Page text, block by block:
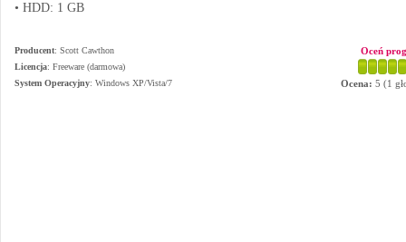
• HDD: 1 GB
Producent: Scott Cawthon
Licencja: Freeware (darmowa)
System Operacyjny: Windows XP/Vista/7
Oceń
Ocena: 5 (1